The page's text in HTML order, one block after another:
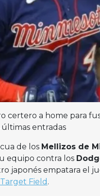
certero a home para
entradas
de los Mellizos de
equipo contra los
japonés empatara el
Target Field .